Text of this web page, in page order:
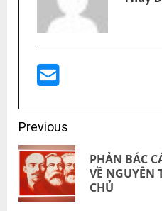
Post
navigation
Previous
PHẢN BÁC
VỀ NGUYÊN
CHỦ